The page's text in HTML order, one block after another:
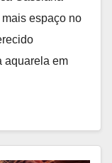
espaço no
aquarela em